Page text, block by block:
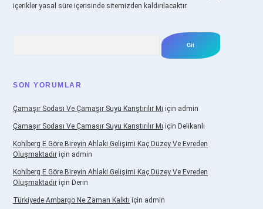
içerikler yasal süre içerisinde sitemizden kaldırılacaktır.
SON YORUMLAR
Çamaşır Sodası Ve Çamaşır Suyu Karıştırılır Mı için admin
Çamaşır Sodası Ve Çamaşır Suyu Karıştırılır Mı için Delikanlı
Kohlberg E Göre Bireyin Ahlaki Gelişimi Kaç Düzey Ve Evreden
Oluşmaktadır için admin
Kohlberg E Göre Bireyin Ahlaki Gelişimi Kaç Düzey Ve Evreden
Oluşmaktadır için Derin
Türkiyede Ambargo Ne Zaman Kalktı için admin